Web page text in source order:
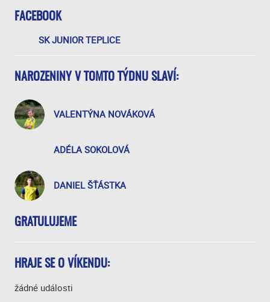
FACEBOOK
SK JUNIOR TEPLICE
NAROZENINY V TOMTO TÝDNU SLAVÍ:
VALENTÝNA NOVÁKOVÁ
ADÉLA SOKOLOVÁ
DANIEL ŠŤÁSTKA
GRATULUJEME
HRAJE SE O VÍKENDU:
žádné události